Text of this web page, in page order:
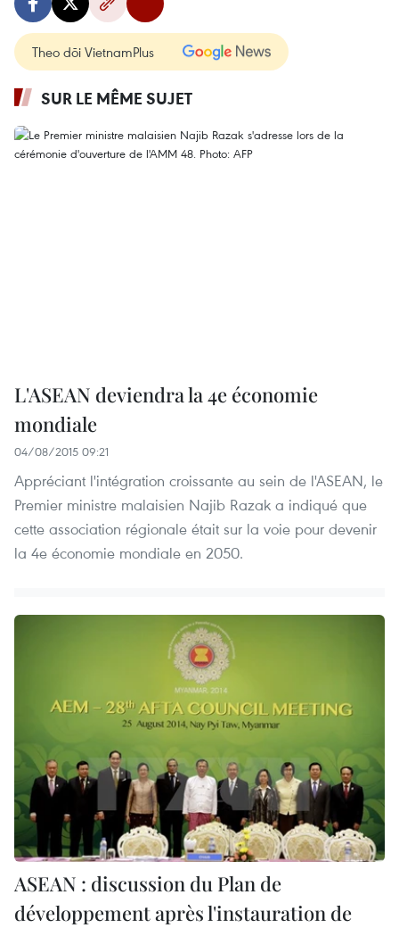
Theo dõi VietnamPlus
SUR LE MÊME SUJET
L'ASEAN deviendra la 4e économie
mondiale
04/08/2015 09:21
Appréciant l'intégration croissante au sein de l'ASEAN, le
Premier ministre malaisien Najib Razak a indiqué que
cette association régionale était sur la voie pour devenir
la 4e économie mondiale en 2050.
ASEAN : discussion du Plan de
développement après l'instauration de